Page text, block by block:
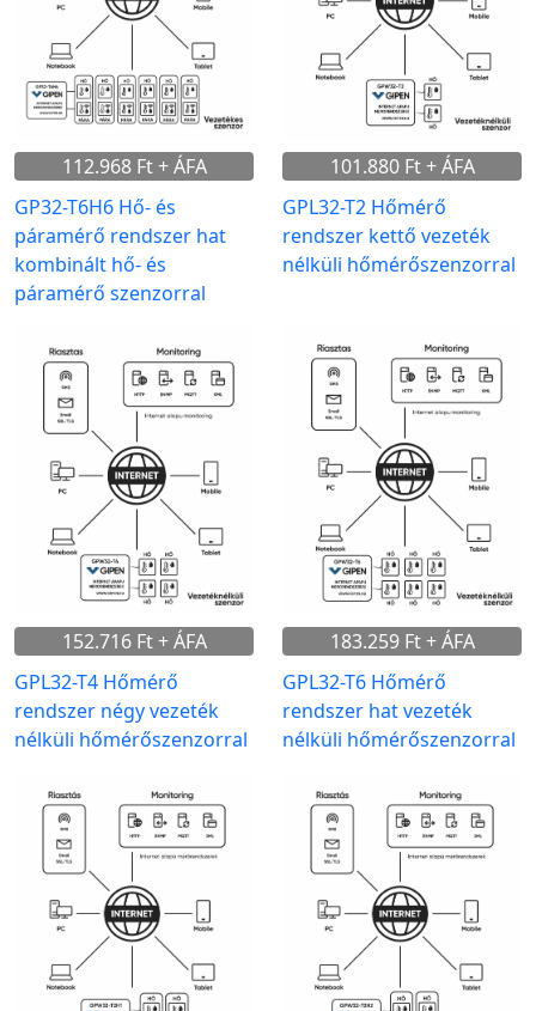
112.968 Ft + ÁFA
GP32-T6H6 Hő- és
páramérő rendszer hat
kombinált hő- és
páramérő szenzorral
101.880 Ft + ÁFA
GPL32-T2 Hőmérő
rendszer kettő vezeték
nélküli hőmérőszenzorral
152.716 Ft + ÁFA
GPL32-T4 Hőmérő
rendszer négy vezeték
nélküli hőmérőszenzorral
183.259 Ft + ÁFA
GPL32-T6 Hőmérő
rendszer hat vezeték
nélküli hőmérőszenzorral